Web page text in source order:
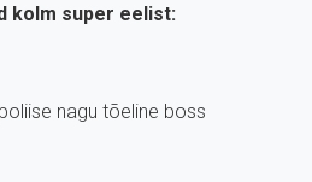
kolm super eelist:
nagu tõeline boss